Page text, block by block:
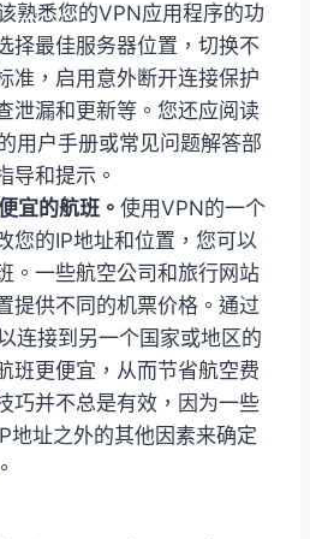
熟悉您的VPN应用程序的功
择最佳服务器位置，切换不
准，启用意外断开连接保护
泄漏和更新等。您还应阅读
用户手册或常见问题解答部
导和提示。
宜的航班。 使用VPN的一个
您的IP地址和位置，您可以
。一些航空公司和旅行网站
提供不同的机票价格。通过
连接到另一个国家或地区的
班更便宜，从而节省航空费
巧并不总是有效，因为一些
地址之外的其他因素来确定